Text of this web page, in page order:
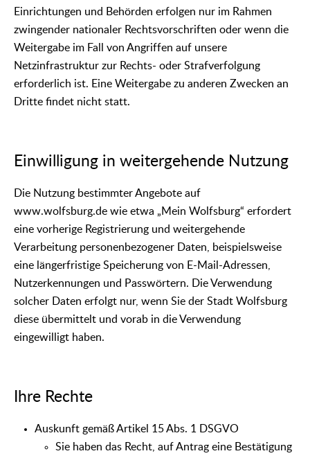
Einrichtungen und Behörden erfolgen nur im Rahmen
zwingender nationaler Rechtsvorschriften oder wenn die
Weitergabe im Fall von Angriffen auf unsere
Netzinfrastruktur zur Rechts- oder Strafverfolgung
erforderlich ist. Eine Weitergabe zu anderen Zwecken an
Dritte findet nicht statt.
Einwilligung in weitergehende Nutzung
Die Nutzung bestimmter Angebote auf
www.wolfsburg.de wie etwa „Mein Wolfsburg“ erfordert
eine vorherige Registrierung und weitergehende
Verarbeitung personenbezogener Daten, beispielsweise
eine längerfristige Speicherung von E-Mail-Adressen,
Nutzerkennungen und Passwörtern. Die Verwendung
solcher Daten erfolgt nur, wenn Sie der Stadt Wolfsburg
diese übermittelt und vorab in die Verwendung
eingewilligt haben.
Ihre Rechte
Auskunft gemäß Artikel 15 Abs. 1 DSGVO
Sie haben das Recht, auf Antrag eine Bestätigung